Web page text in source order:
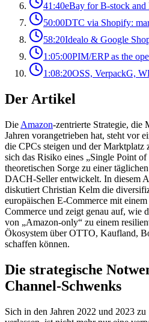
41:40eBay for B-stock and
50:00DTC via Shopify:
58:20Idealo & Google
1:05:00PIM/ERP as the
1:08:20OSS, VerpackG,
Der Artikel
Die Amazon-zentrierte Strategie, die
Jahren vorangetrieben hat, steht vor
die CPCs steigen und der Marktplatz
sich das Risiko eines „Single Point
theoretischen Sorge zu einer
DACH-Seller entwickelt. In diesem
diskutiert Christian Kelm die
europäischen E-Commerce mit
Commerce und zeigt genau auf, wie
von „Amazon-only“ zu einem
Ökosystem über OTTO, Kaufland,
schaffen können.
Die strategische
Channel-Schwenks
Sich in den Jahren 2022 und 2023